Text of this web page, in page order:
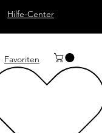
Hilfe-Center
Favoriten